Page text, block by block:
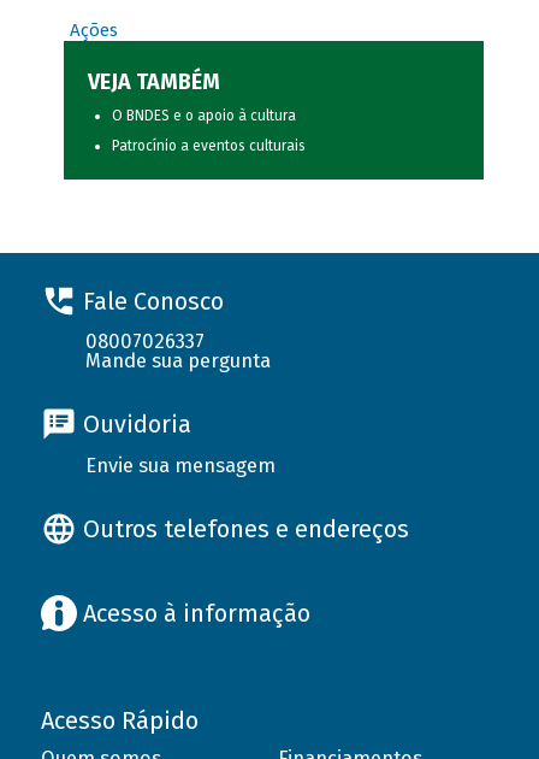
Ações
VEJA TAMBÉM
O BNDES e o apoio à cultura
Patrocínio a eventos culturais
Fale Conosco
08007026337
Mande sua pergunta
Ouvidoria
Envie sua mensagem
Outros telefones e endereços
Acesso à informação
Acesso Rápido